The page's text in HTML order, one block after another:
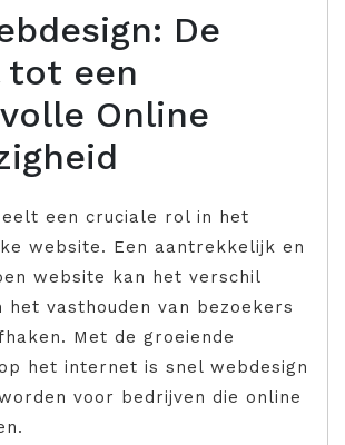
De
tot een
Online
een cruciale rol in het
website. Een aantrekkelijk en
website kan het verschil
het vasthouden van bezoekers
Met de groeiende
het internet is snel webdesign
voor bedrijven die online